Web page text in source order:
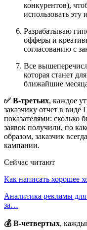
конкурентов),
использовать
Разрабатываю
офферы и
согласованию с
Все
которая станет
ближайшие
✅ В-третьих, каждое
заказчику отчет в
показателями: сколько
заявок получили, по
образом, заказчик
кампании.
Сейчас читают
Как написать хорошее
Аналитика рекламы
за…
💰 В-четвертых,